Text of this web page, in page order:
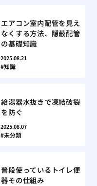
エアコン室内配管を見え
なくする方法、隠蔽配管
の基礎知識
2025.08.21
知識
給湯器水抜きで凍結破裂
を防ぐ
2025.08.07
未分類
普段使っているトイレ便
器その仕組み